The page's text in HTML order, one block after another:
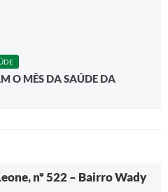
O MÊS DA SAÚDE DA
nº 522 – Bairro Wady